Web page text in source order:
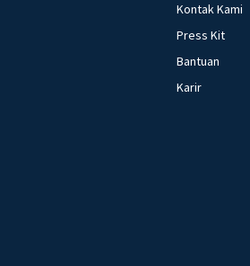
Kontak Kami
Press Kit
Bantuan
Karir